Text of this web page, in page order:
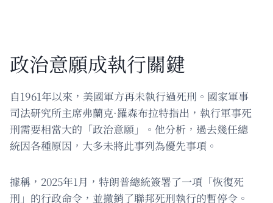
政治意願成執行關鍵
自1961年以來，美國軍方再未執行過死刑。國家軍事
司法研究所主席弗蘭克·羅森布拉特指出，執行軍事死
刑需要相當大的「政治意願」。他分析，過去幾任總
統因各種原因，大多未將此事列為優先事項。
據稱，2025年1月，特朗普總統簽署了一項「恢復死
刑」的行政命令，並撤銷了聯邦死刑執行的暫停令。